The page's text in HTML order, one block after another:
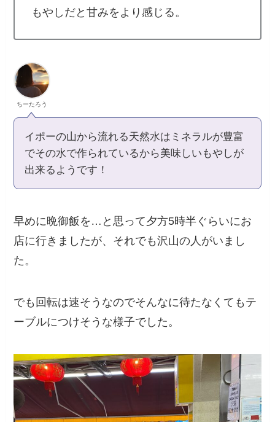
もやしだと甘みをより感じる。
ちーたろう
イポーの山から流れる天然水はミネラルが豊富
でその水で作られているから美味しいもやしが
出来るようです！
早めに晩御飯を…と思って夕方5時半ぐらいにお
店に行きましたが、それでも沢山の人がいまし
た。
でも回転は速そうなのでそんなに待たなくてもテ
ーブルにつけそうな様子でした。